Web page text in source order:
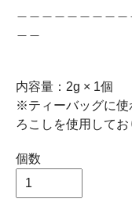
内容量：2g × 1個
※ティーバッグに使
ろこしを使用してお
個数